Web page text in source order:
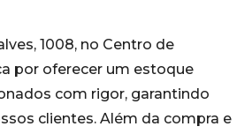
1008, no Centro de
por oferecer um estoque
com rigor, garantindo
clientes. Além da compra e